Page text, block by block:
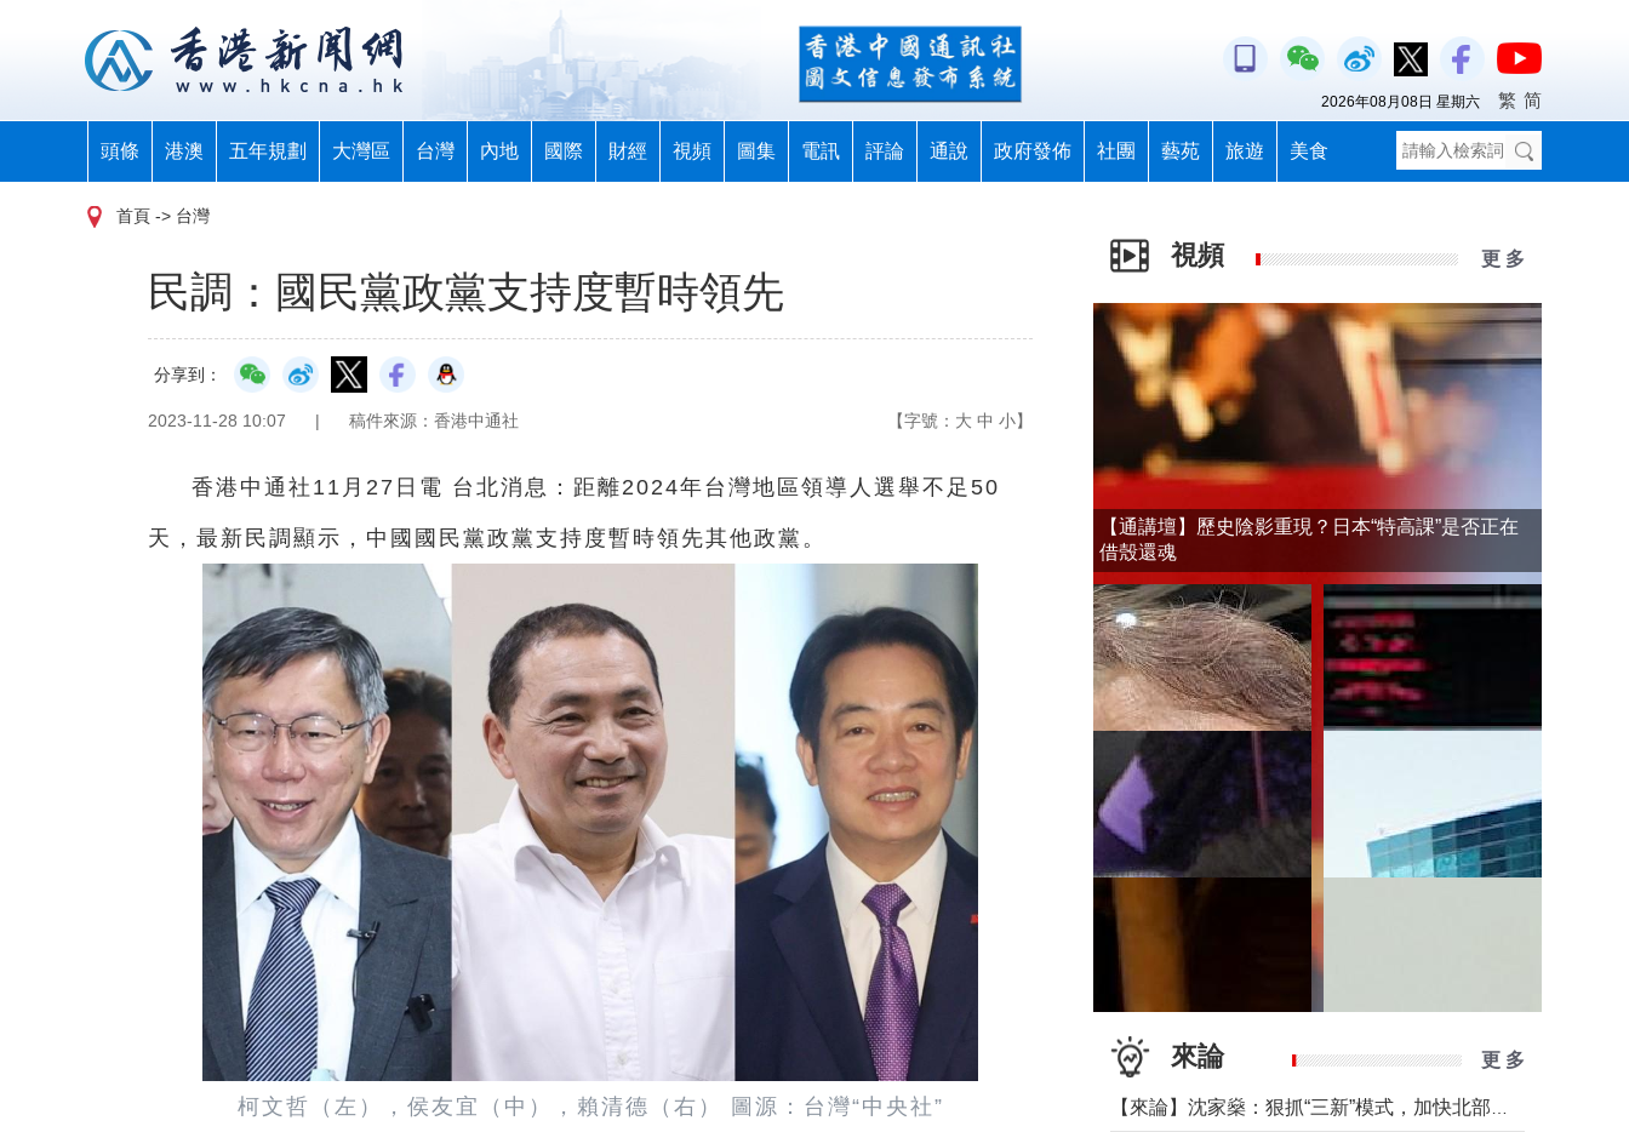
頭條 港澳 五年規劃 大灣區 台灣 內地 國際 財經 視頻 圖集 電訊 評論 通說 政府發佈 社團 藝苑 旅遊 美食
2026年08月08日 星期六 繁 简
首頁 -> 台灣
民調：國民黨政黨支持度暫時領先
分享到：
2023-11-28 10:07 | 稿件來源：香港中通社 【字號： 大 中 小】
香港中通社11月27日電 台北消息：距離2024年台灣地區領導人選舉不足50
天，最新民調顯示，中國國民黨政黨支持度暫時領先其他政黨。
柯文哲（左），侯友宜（中），賴清德（右） 圖源：台灣“中央社”
視頻 更 多
【通講壇】歷史陰影重現？日本“特高課”是否正在
借殼還魂
來論 更 多